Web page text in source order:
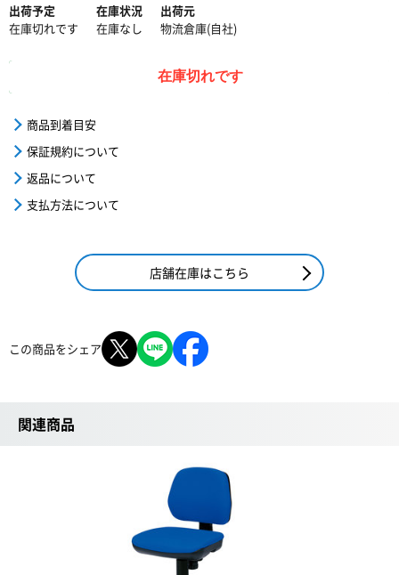
出荷予定
在庫切れです
在庫状況
在庫なし
出荷元
物流倉庫(自社)
在庫切れです
商品到着目安
保証規約について
返品について
支払方法について
店舗在庫はこちら
この商品をシェア
関連商品